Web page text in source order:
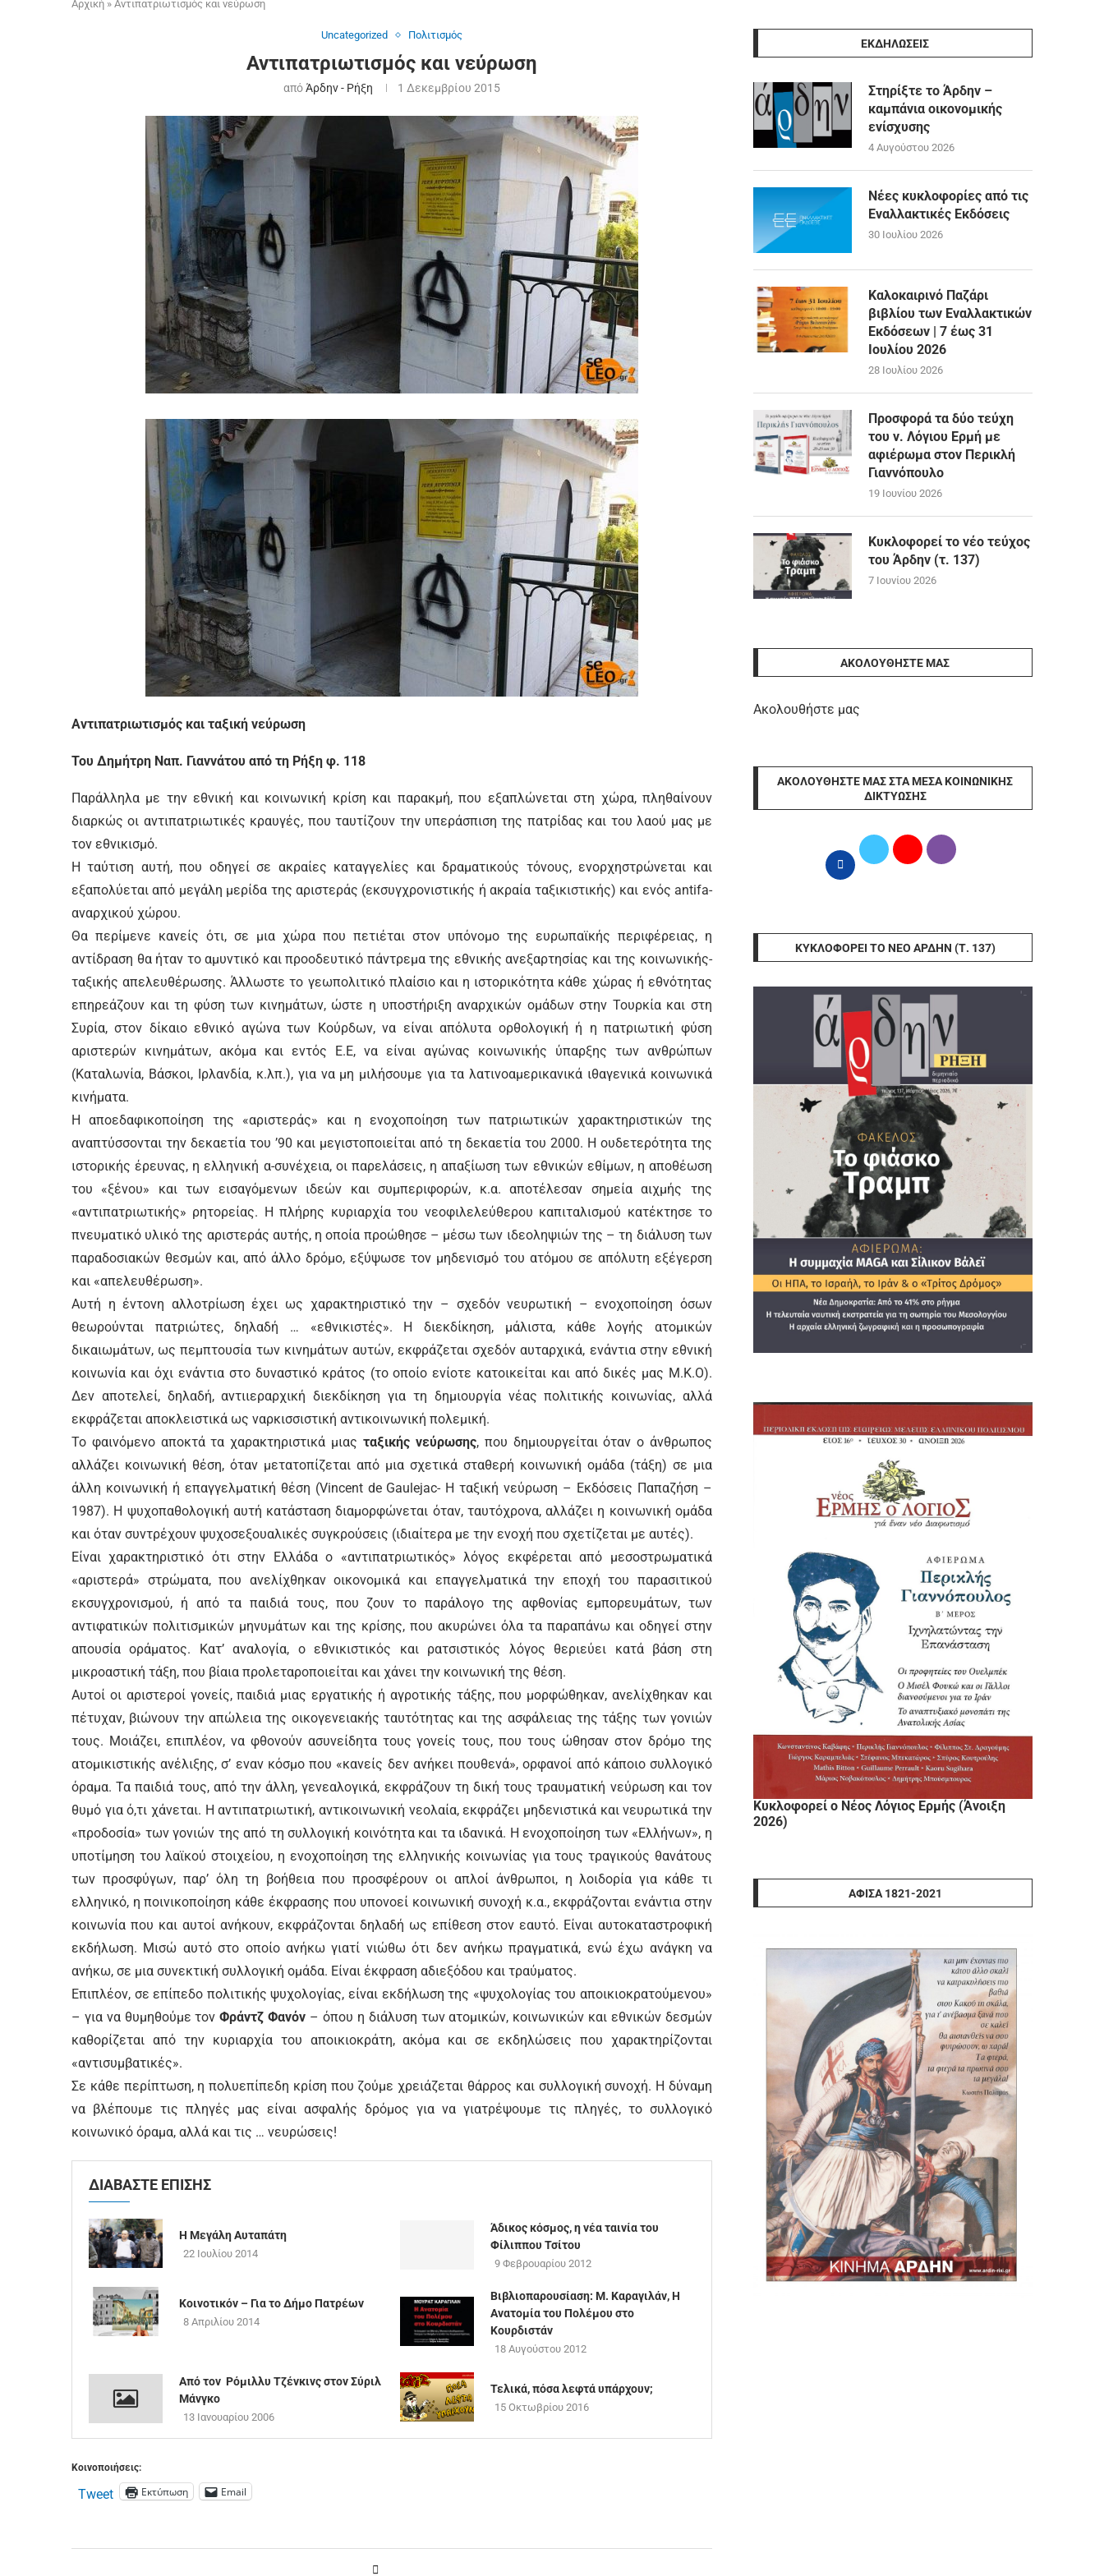
Αρχική » Αντιπατριωτισμός και νεύρωση
Uncategorized Πολιτισμός
Αντιπατριωτισμός και νεύρωση
απόΆρδην - Ρήξη 1 Δεκεμβρίου 2015
Αντιπατριωτισμός και ταξική νεύρωση
Του Δημήτρη Ναπ. Γιαννάτου από τη Ρήξη φ. 118
Παράλληλα με την εθνική και κοινωνική κρίση και παρακμή, που εξαπλώνεται στη χώρα, πληθαίνουν
διαρκώς οι αντιπατριωτικές κραυγές, που ταυτίζουν την υπεράσπιση της πατρίδας και του λαού μας με
τον εθνικισμό.
Η ταύτιση αυτή, που οδηγεί σε ακραίες καταγγελίες και δραματικούς τόνους, ενορχηστρώνεται και
εξαπολύεται από μεγάλη μερίδα της αριστεράς (εκσυγχρονιστικής ή ακραία ταξικιστικής) και ενός antifa-
αναρχικού χώρου.
Θα περίμενε κανείς ότι, σε μια χώρα που πετιέται στον υπόνομο της ευρωπαϊκής περιφέρειας, η
αντίδραση θα ήταν το αμυντικό και προοδευτικό πάντρεμα της εθνικής ανεξαρτησίας και της κοινωνικής-
ταξικής απελευθέρωσης. Άλλωστε το γεωπολιτικό πλαίσιο και η ιστορικότητα κάθε χώρας ή εθνότητας
επηρεάζουν και τη φύση των κινημάτων, ώστε η υποστήριξη αναρχικών ομάδων στην Τουρκία και στη
Συρία, στον δίκαιο εθνικό αγώνα των Κούρδων, να είναι απόλυτα ορθολογική ή η πατριωτική φύση
αριστερών κινημάτων, ακόμα και εντός Ε.Ε, να είναι αγώνας κοινωνικής ύπαρξης των ανθρώπων
(Καταλωνία, Βάσκοι, Ιρλανδία, κ.λπ.), για να μη μιλήσουμε για τα λατινοαμερικανικά ιθαγενικά κοινωνικά
κινήματα.
Η αποεδαφικοποίηση της «αριστεράς» και η ενοχοποίηση των πατριωτικών χαρακτηριστικών της
αναπτύσσονται την δεκαετία του ’90 και μεγιστοποιείται από τη δεκαετία του 2000. Η ουδετερότητα της
ιστορικής έρευνας, η ελληνική α-συνέχεια, οι παρελάσεις, η απαξίωση των εθνικών εθίμων, η αποθέωση
του «ξένου» και των εισαγόμενων ιδεών και συμπεριφορών, κ.α. αποτέλεσαν σημεία αιχμής της
«αντιπατριωτικής» ρητορείας. Η πλήρης κυριαρχία του νεοφιλελεύθερου καπιταλισμού κατέκτησε το
πνευματικό υλικό της αριστεράς αυτής, η οποία προώθησε – μέσω των ιδεοληψιών της – τη διάλυση των
παραδοσιακών θεσμών και, από άλλο δρόμο, εξύψωσε τον μηδενισμό του ατόμου σε απόλυτη εξέγερση
και «απελευθέρωση».
Αυτή η έντονη αλλοτρίωση έχει ως χαρακτηριστικό την – σχεδόν νευρωτική – ενοχοποίηση όσων
θεωρούνται πατριώτες, δηλαδή … «εθνικιστές». Η διεκδίκηση, μάλιστα, κάθε λογής ατομικών
δικαιωμάτων, ως πεμπτουσία των κινημάτων αυτών, εκφράζεται σχεδόν αυταρχικά, ενάντια στην εθνική
κοινωνία και όχι ενάντια στο δυναστικό κράτος (το οποίο ενίοτε κατοικείται και από δικές μας Μ.Κ.Ο).
Δεν αποτελεί, δηλαδή, αντιιεραρχική διεκδίκηση για τη δημιουργία νέας πολιτικής κοινωνίας, αλλά
εκφράζεται αποκλειστικά ως ναρκισσιστική αντικοινωνική πολεμική.
Το φαινόμενο αποκτά τα χαρακτηριστικά μιας ταξικής νεύρωσης, που δημιουργείται όταν ο άνθρωπος
αλλάζει κοινωνική θέση, όταν μετατοπίζεται από μια σχετικά σταθερή κοινωνική ομάδα (τάξη) σε μια
άλλη κοινωνική ή επαγγελματική θέση (Vincent de Gaulejac- Η ταξική νεύρωση – Εκδόσεις Παπαζήση –
1987). Η ψυχοπαθολογική αυτή κατάσταση διαμορφώνεται όταν, ταυτόχρονα, αλλάζει η κοινωνική ομάδα
και όταν συντρέχουν ψυχοσεξουαλικές συγκρούσεις (ιδιαίτερα με την ενοχή που σχετίζεται με αυτές).
Είναι χαρακτηριστικό ότι στην Ελλάδα ο «αντιπατριωτικός» λόγος εκφέρεται από μεσοστρωματικά
«αριστερά» στρώματα, που ανελίχθηκαν οικονομικά και επαγγελματικά την εποχή του παρασιτικού
εκσυγχρονισμού, ή από τα παιδιά τους, που ζουν το παράλογο της αφθονίας εμπορευμάτων, των
αντιφατικών πολιτισμικών μηνυμάτων και της κρίσης, που ακυρώνει όλα τα παραπάνω και οδηγεί στην
απουσία οράματος. Κατ’ αναλογία, ο εθνικιστικός και ρατσιστικός λόγος θεριεύει κατά βάση στη
μικροαστική τάξη, που βίαια προλεταροποιείται και χάνει την κοινωνική της θέση.
Αυτοί οι αριστεροί γονείς, παιδιά μιας εργατικής ή αγροτικής τάξης, που μορφώθηκαν, ανελίχθηκαν και
πέτυχαν, βιώνουν την απώλεια της οικογενειακής ταυτότητας και της ασφάλειας της τάξης των γονιών
τους. Μοιάζει, επιπλέον, να φθονούν ασυνείδητα τους γονείς τους, που τους ώθησαν στον δρόμο της
ατομικιστικής ανέλιξης, σ’ εναν κόσμο που «κανείς δεν ανήκει πουθενά», ορφανοί από κάποιο συλλογικό
όραμα. Τα παιδιά τους, από την άλλη, γενεαλογικά, εκφράζουν τη δική τους τραυματική νεύρωση και τον
θυμό για ό,τι χάνεται. Η αντιπατριωτική, αντικοινωνική νεολαία, εκφράζει μηδενιστικά και νευρωτικά την
«προδοσία» των γονιών της από τη συλλογική κοινότητα και τα ιδανικά. Η ενοχοποίηση των «Ελλήνων», η
υποτίμηση του λαϊκού στοιχείου, η ενοχοποίηση της ελληνικής κοινωνίας για τους τραγικούς θανάτους
των προσφύγων, παρ’ όλη τη βοήθεια που προσφέρουν οι απλοί άνθρωποι, η λοιδορία για κάθε τι
ελληνικό, η ποινικοποίηση κάθε έκφρασης που υπονοεί κοινωνική συνοχή κ.α., εκφράζονται ενάντια στην
κοινωνία που και αυτοί ανήκουν, εκφράζονται δηλαδή ως επίθεση στον εαυτό. Είναι αυτοκαταστροφική
εκδήλωση. Μισώ αυτό στο οποίο ανήκω γιατί νιώθω ότι δεν ανήκω πραγματικά, ενώ έχω ανάγκη να
ανήκω, σε μια συνεκτική συλλογική ομάδα. Είναι έκφραση αδιεξόδου και τραύματος.
Επιπλέον, σε επίπεδο πολιτικής ψυχολογίας, είναι εκδήλωση της «ψυχολογίας του αποικιοκρατούμενου»
– για να θυμηθούμε τονΦράντζ Φανόν – όπου η διάλυση των ατομικών, κοινωνικών και εθνικών δεσμών
καθορίζεται από την κυριαρχία του αποικιοκράτη, ακόμα και σε εκδηλώσεις που χαρακτηρίζονται
«αντισυμβατικές».
Σε κάθε περίπτωση, η πολυεπίπεδη κρίση που ζούμε χρειάζεται θάρρος και συλλογική συνοχή. Η δύναμη
να βλέπουμε τις πληγές μας είναι ασφαλής δρόμος για να γιατρέψουμε τις πληγές, το συλλογικό
κοινωνικό όραμα, αλλά και τις … νευρώσεις!
ΔΙΑΒΑΣΤΕ ΕΠΙΣΗΣ
Η Μεγάλη Αυταπάτη
22 Ιουλίου 2014
Άδικος κόσμος, η νέα ταινία του
Φίλιππου Τσίτου
9 Φεβρουαρίου 2012
Κοινοτικόν – Για το Δήμο Πατρέων
8 Απριλίου 2014
Βιβλιοπαρουσίαση: Μ. Καραγιλάν, Η
Ανατομία του Πολέμου στο
Κουρδιστάν
18 Αυγούστου 2012
Από τον Ρόμιλλυ Τζένκινς στον Σύριλ
Μάνγκο
13 Ιανουαρίου 2006
Τελικά, πόσα λεφτά υπάρχουν;
15 Οκτωβρίου 2016
Κοινοποιήσεις:
Tweet Εκτύπωση Email
ΕΚΔΗΛΩΣΕΙΣ
Στηρίξτε το Άρδην –
καμπάνια οικονομικής
ενίσχυσης
4 Αυγούστου 2026
Νέες κυκλοφορίες από τις
Εναλλακτικές Εκδόσεις
30 Ιουλίου 2026
Καλοκαιρινό Παζάρι
βιβλίου των Εναλλακτικών
Εκδόσεων | 7 έως 31
Ιουλίου 2026
28 Ιουλίου 2026
Προσφορά τα δύο τεύχη
του ν. Λόγιου Ερμή με
αφιέρωμα στον Περικλή
Γιαννόπουλο
19 Ιουνίου 2026
Κυκλοφορεί το νέο τεύχος
του Άρδην (τ. 137)
7 Ιουνίου 2026
ΑΚΟΛΟΥΘΉΣΤΕ ΜΑΣ
Ακολουθήστε μας
ΑΚΟΛΟΥΘΉΣΤΕ ΜΑΣ ΣΤΑ ΜΈΣΑ ΚΟΙΝΩΝΙΚΉΣ
ΔΙΚΤΎΩΣΗΣ
ΚΥΚΛΟΦΟΡΕΊ ΤΟ ΝΈΟ ΆΡΔΗΝ (Τ. 137)
Κυκλοφορεί ο Νέος Λόγιος Ερμής (Άνοιξη
2026)
ΑΦΊΣΑ 1821-2021